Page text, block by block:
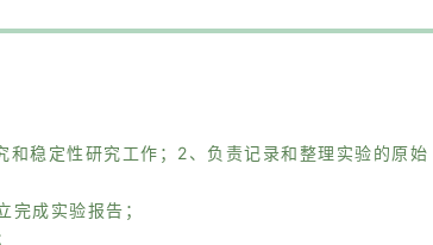
稳定性研究工作；2、负责记录和整理实验的原始
成实验报告；